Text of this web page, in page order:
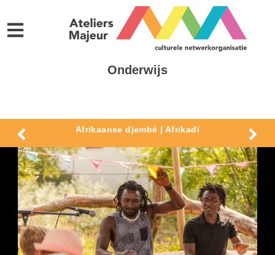
Onderwijs
Afrikaanse djembé | Afrikadi